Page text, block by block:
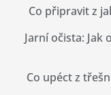
Co připravit z
Jarní očista:
Co upéct z